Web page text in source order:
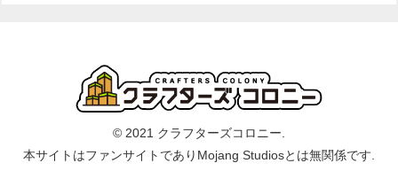
© 2021 クラフターズコロニー.
本サイトはファンサイトでありMojang Studiosとは無関係です.